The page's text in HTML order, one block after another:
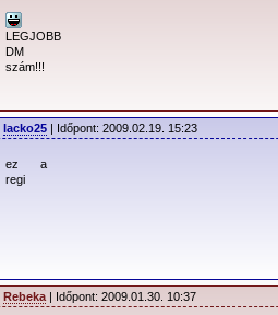
LEGJOBB
DM
szám!!!
lacko25 | Időpont: 2009.02.19. 15:23
ez a
regi
Rebeka | Időpont: 2009.01.30. 10:37